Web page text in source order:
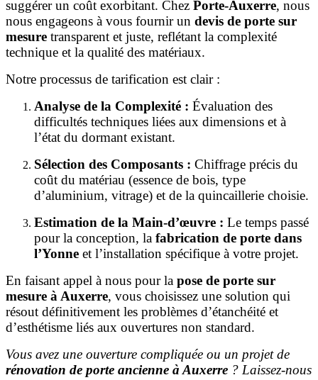
suggérer un coût exorbitant. Chez Porte-Auxerre, nous
nous engageons à vous fournir un devis de porte sur
mesure transparent et juste, reflétant la complexité
technique et la qualité des matériaux.
Notre processus de tarification est clair :
Analyse de la Complexité : Évaluation des
difficultés techniques liées aux dimensions et à
l’état du dormant existant.
Sélection des Composants : Chiffrage précis du
coût du matériau (essence de bois, type
d’aluminium, vitrage) et de la quincaillerie choisie.
Estimation de la Main-d’œuvre : Le temps passé
pour la conception, la fabrication de porte dans
l’Yonne et l’installation spécifique à votre projet.
En faisant appel à nous pour la pose de porte sur
mesure à Auxerre, vous choisissez une solution qui
résout définitivement les problèmes d’étanchéité et
d’esthétisme liés aux ouvertures non standard.
Vous avez une ouverture compliquée ou un projet de
rénovation de porte ancienne à Auxerre ? Laissez-nous